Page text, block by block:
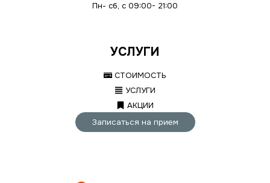
Пн- сб, с 09:00- 21:00
УСЛУГИ
СТОИМОСТЬ
УСЛУГИ
АКЦИИ
Записаться на прием